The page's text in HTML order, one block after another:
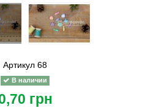
Артикул 68
В наличии
грн